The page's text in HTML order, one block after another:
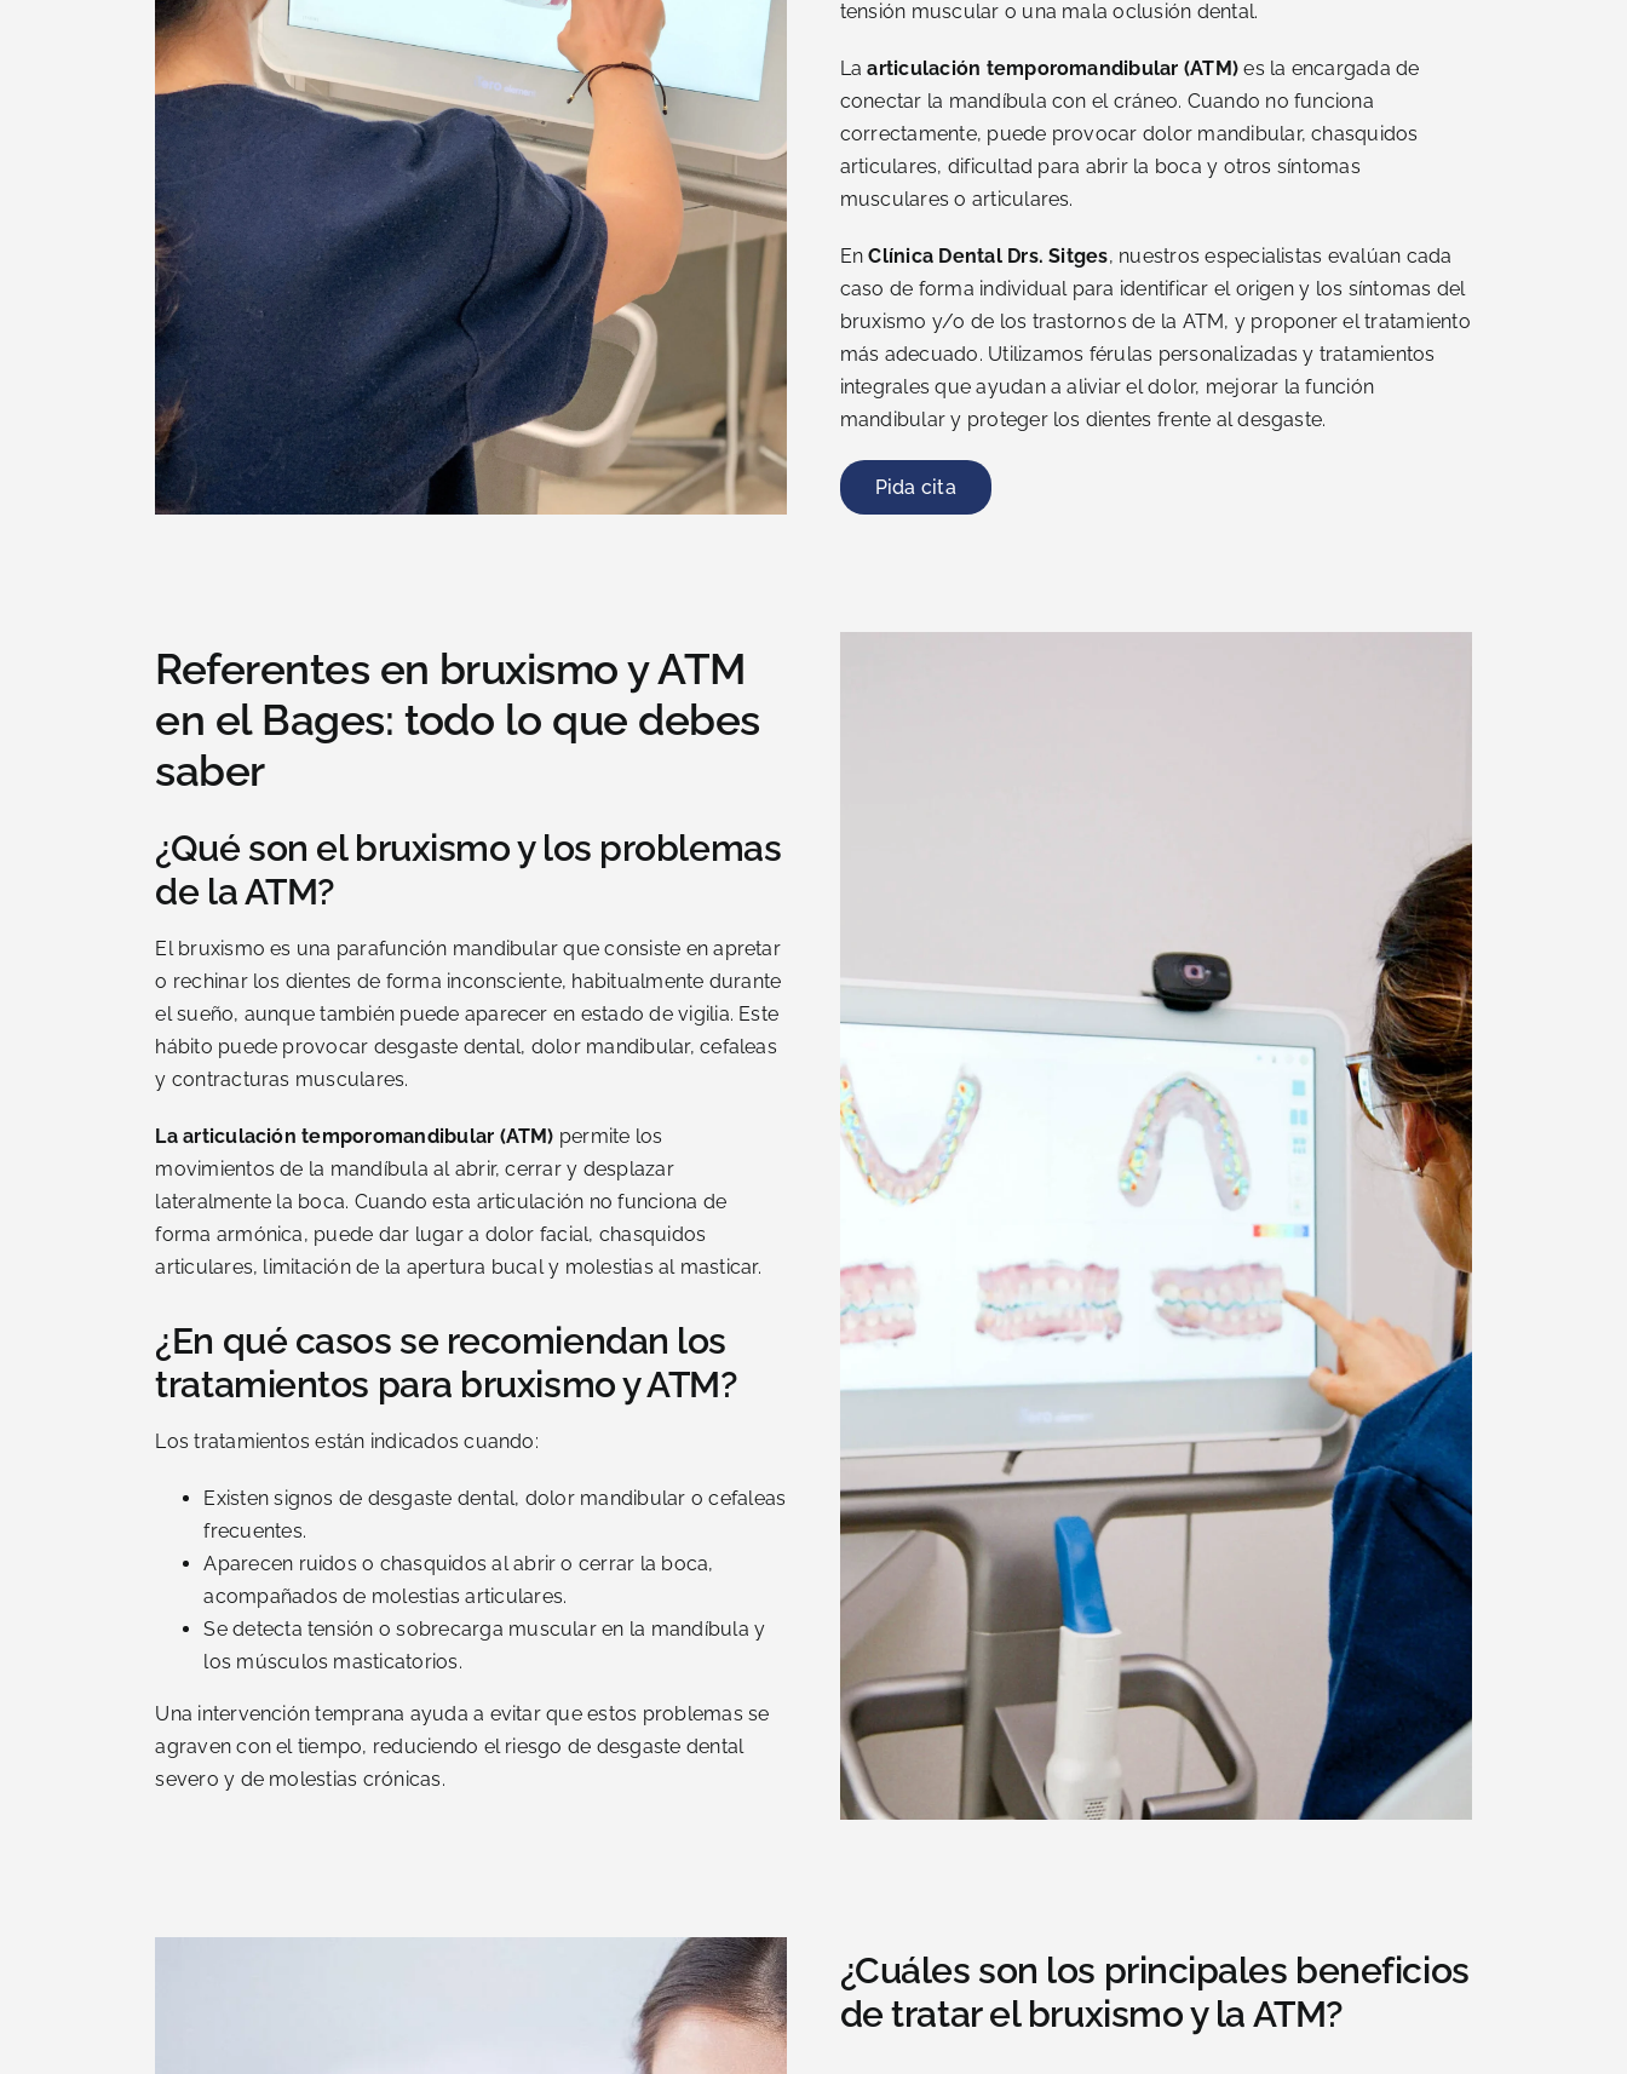
tensión muscular o una mala oclusión dental.
Laarticulación temporomandibular (ATM) es la encargada de
conectar la mandíbula con el cráneo. Cuando no funciona
correctamente, puede provocar dolor mandibular, chasquidos
articulares, dificultad para abrir la boca y otros síntomas
musculares o articulares.
EnClínica Dental Drs. Sitges, nuestros especialistas evalúan cada
caso de forma individual para identificar el origen y los síntomas del
bruxismo y/o de los trastornos de la ATM, y proponer el tratamiento
más adecuado. Utilizamos férulas personalizadas y tratamientos
integrales que ayudan a aliviar el dolor, mejorar la función
mandibular y proteger los dientes frente al desgaste.
Pida cita
Referentes en bruxismo y ATM
en el Bages: todo lo que debes
saber
¿Qué son el bruxismo y los problemas
de la ATM?
El bruxismo es una parafunción mandibular que consiste en apretar
o rechinar los dientes de forma inconsciente, habitualmente durante
el sueño, aunque también puede aparecer en estado de vigilia. Este
hábito puede provocar desgaste dental, dolor mandibular, cefaleas
y contracturas musculares.
La articulación temporomandibular (ATM) permite los
movimientos de la mandíbula al abrir, cerrar y desplazar
lateralmente la boca. Cuando esta articulación no funciona de
forma armónica, puede dar lugar a dolor facial, chasquidos
articulares, limitación de la apertura bucal y molestias al masticar.
¿En qué casos se recomiendan los
tratamientos para bruxismo y ATM?
Los tratamientos están indicados cuando:
Existen signos de desgaste dental, dolor mandibular o cefaleas
frecuentes.
Aparecen ruidos o chasquidos al abrir o cerrar la boca,
acompañados de molestias articulares.
Se detecta tensión o sobrecarga muscular en la mandíbula y
los músculos masticatorios.
Una intervención temprana ayuda a evitar que estos problemas se
agraven con el tiempo, reduciendo el riesgo de desgaste dental
severo y de molestias crónicas.
¿Cuáles son los principales beneficios
de tratar el bruxismo y la ATM?